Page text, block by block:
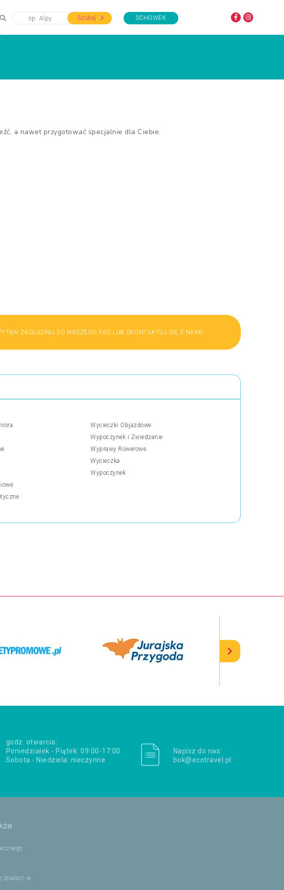
Szukaj SCHOWEK
a nawet przygotować specjalnie dla Ciebie.
ZAGLĄDNIJ DO NASZEGO FAQ LUB SKONTAKTUJ SIĘ Z NAMI!
Wycieczki Objazdowe
Wypoczynek i Zwiedzanie
Wyprawy Rowerowe
Wycieczka
Wypoczynek
godz. otwarcia:
Poniedziałek - Piątek: 09:00-17:00
Sobota - Niedziela: nieczynne
Napisz do nas:
bok@ecotravel.pl
znaleźć w